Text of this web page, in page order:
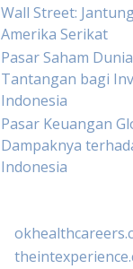
Wall Street:
Amerika Serikat
Pasar Saham
Tantangan bagi
Indonesia
Pasar Keuangan
Dampaknya
Indonesia